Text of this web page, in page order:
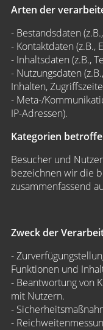
Arten der
- Bestandsdaten
- Kontaktdaten (z.B.,
- Inhaltsdaten (z.B.,
- Nutzungsdaten
Inhalten,
- Meta-/
IP-Adressen).
Kategorien
Besucher und
bezeichnen wir die
zusammenfassend
Zweck der
-
Funktionen und
- Beantwortung von
mit Nutzern.
-
-